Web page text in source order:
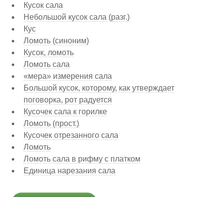
Кусок сала
Небольшой кусок сала (разг.)
Кус
Ломоть (синоним)
Кусок, ломоть
Ломоть сала
«мера» измерения сала
Большой кусок, которому, как утверждает
поговорка, рот радуется
Кусочек сала к горилке
Ломоть (прост.)
Кусочек отрезанного сала
Ломоть
Ломоть сала в рифму с платком
Единица нарезания сала